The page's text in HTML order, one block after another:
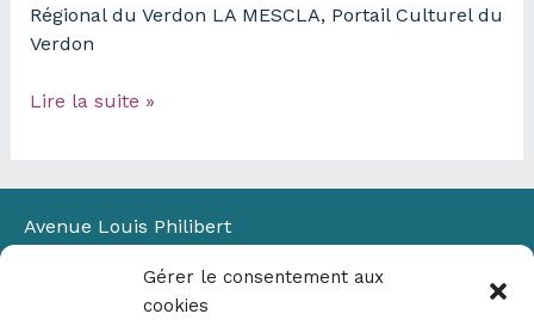
Gérer le consentement aux
cookies
Régional du Verdon LA MESCLA, Portail Culturel du
Verdon
Parc
–
Événements
organisés
Lire la suite »
Avenue Louis Philibert
Bâtiment Laennec
13100 Aix-en-Provence